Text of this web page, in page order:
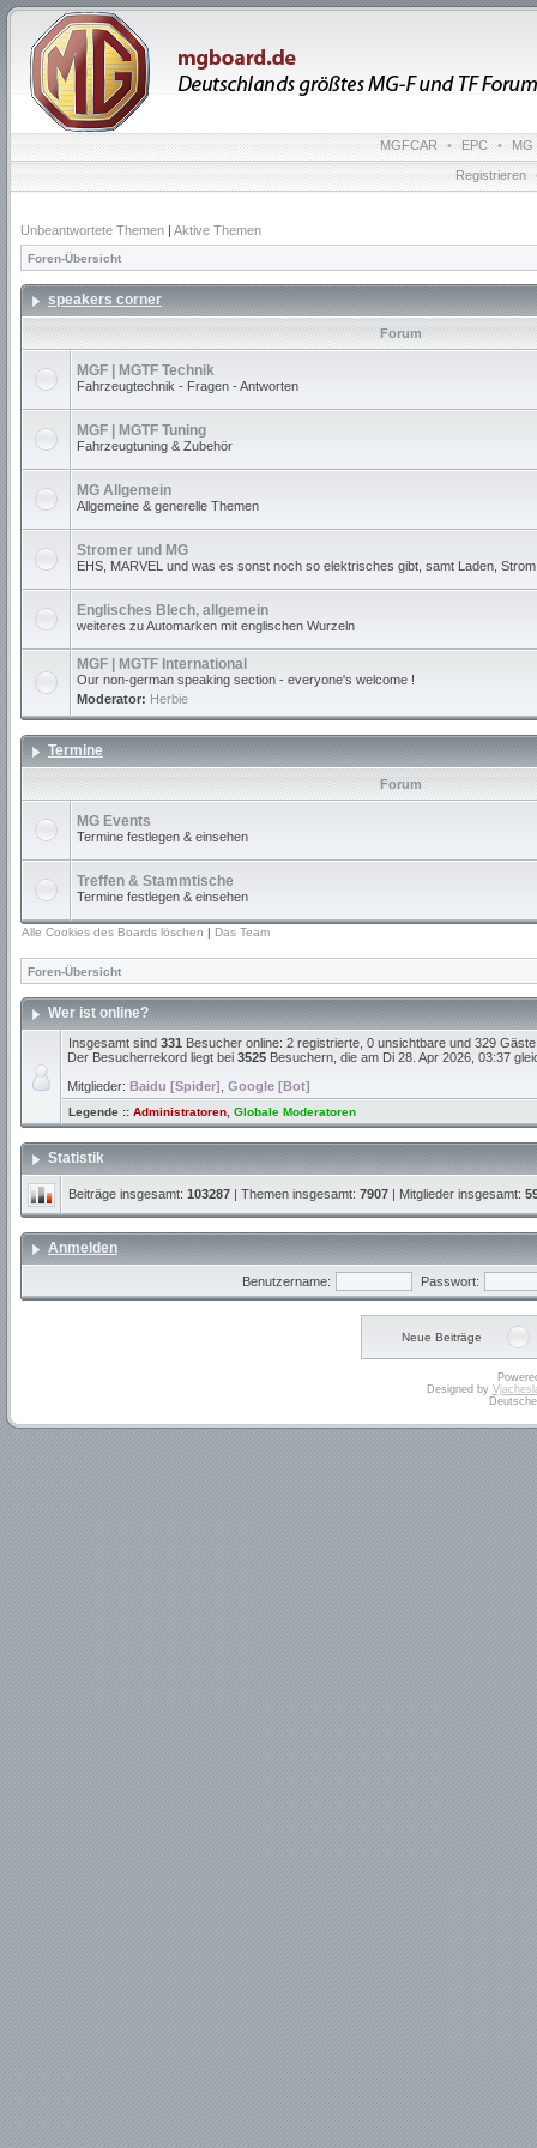
MGFCAR • EPC • MG
Registrieren
Unbeantwortete Themen | Aktive Themen
Foren-Übersicht
speakers corner
Forum
MGF | MGTF Technik
Fahrzeugtechnik - Fragen - Antworten
MGF | MGTF Tuning
Fahrzeugtuning & Zubehör
MG Allgemein
Allgemeine & generelle Themen
Stromer und MG
EHS, MARVEL und was es sonst noch so elektrisches gibt, samt Laden,
Englisches Blech, allgemein
weiteres zu Automarken mit englischen Wurzeln
MGF | MGTF International
Our non-german speaking section - everyone's welcome !
Moderator: Herbie
Termine
Forum
MG Events
Termine festlegen & einsehen
Treffen & Stammtische
Termine festlegen & einsehen
Alle Cookies des Boards löschen | Das Team
Foren-Übersicht
Wer ist online?
Insgesamt sind 331 Besucher online: 2 registrierte, 0 unsichtbare und 329
Der Besucherrekord liegt bei 3525 Besuchern, die am Di 28. Apr 2026, 03:37
Mitglieder: Baidu [Spider] Google [Bot]
Legende :: Administratoren Globale Moderatoren
Statistik
Beiträge insgesamt: 103287 | Themen insgesamt: 7907 | Mitglieder insgesamt:
Anmelden
Benutzername: Passwort:
Neue Beiträge
Designed by